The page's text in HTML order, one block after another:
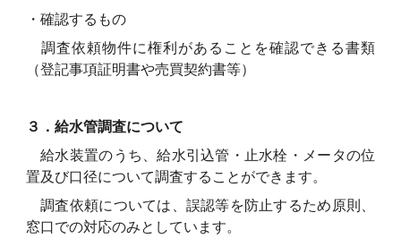
・確認するもの
調査依頼物件に権利があることを確認できる書類
（登記事項証明書や売買契約書等）
３．給水管調査について
給水装置のうち、給水引込管・止水栓・メータの位
置及び口径について調査することができます。
調査依頼については、誤認等を防止するため原則、
窓口での対応のみとしています。